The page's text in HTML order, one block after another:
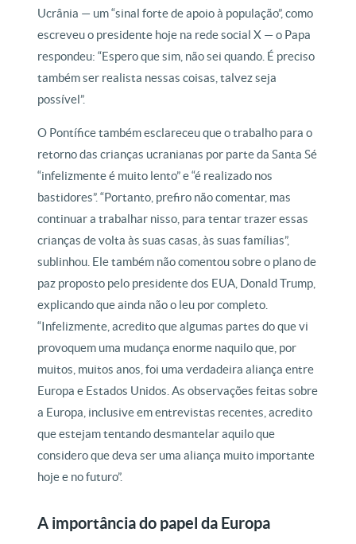
Ucrânia — um “sinal forte de apoio à população”, como
escreveu o presidente hoje na rede social X — o Papa
respondeu: “Espero que sim, não sei quando. É preciso
também ser realista nessas coisas, talvez seja
possível”.
O Pontífice também esclareceu que o trabalho para o
retorno das crianças ucranianas por parte da Santa Sé
“infelizmente é muito lento” e “é realizado nos
bastidores”. “Portanto, prefiro não comentar, mas
continuar a trabalhar nisso, para tentar trazer essas
crianças de volta às suas casas, às suas famílias”,
sublinhou. Ele também não comentou sobre o plano de
paz proposto pelo presidente dos EUA, Donald Trump,
explicando que ainda não o leu por completo.
“Infelizmente, acredito que algumas partes do que vi
provoquem uma mudança enorme naquilo que, por
muitos, muitos anos, foi uma verdadeira aliança entre
Europa e Estados Unidos. As observações feitas sobre
a Europa, inclusive em entrevistas recentes, acredito
que estejam tentando desmantelar aquilo que
considero que deva ser uma aliança muito importante
hoje e no futuro”.
A importância do papel da Europa